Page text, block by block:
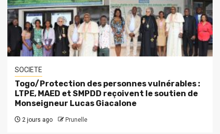
SOCIETE
Togo/Protection des personnes vulnérables :
LTPE, MAED et SMPDD reçoivent le soutien de
Monseigneur Lucas Giacalone
2 jours ago Prunelle